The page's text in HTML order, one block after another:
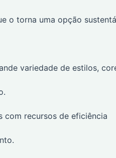
o torna uma opção
variedade de estilos,
com recursos de eficiência